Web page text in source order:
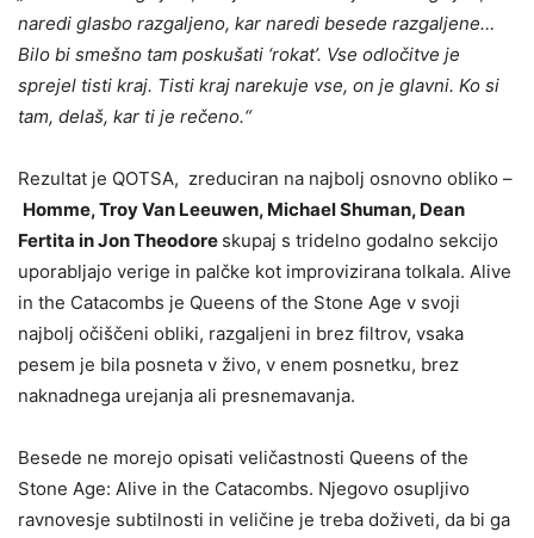
naredi glasbo razgaljeno, kar naredi besede razgaljene…
Bilo bi smešno tam poskušati ‘rokat’. Vse odločitve je
sprejel tisti kraj. Tisti kraj narekuje vse, on je glavni. Ko si
tam, delaš, kar ti je rečeno.“
Rezultat je QOTSA, zreduciran na najbolj osnovno obliko –
Homme, Troy Van Leeuwen, Michael Shuman, Dean
Fertita in Jon Theodore skupaj s tridelno godalno sekcijo
uporabljajo verige in palčke kot improvizirana tolkala. Alive
in the Catacombs je Queens of the Stone Age v svoji
najbolj očiščeni obliki, razgaljeni in brez filtrov, vsaka
pesem je bila posneta v živo, v enem posnetku, brez
naknadnega urejanja ali presnemavanja.
Besede ne morejo opisati veličastnosti Queens of the
Stone Age: Alive in the Catacombs. Njegovo osupljivo
ravnovesje subtilnosti in veličine je treba doživeti, da bi ga